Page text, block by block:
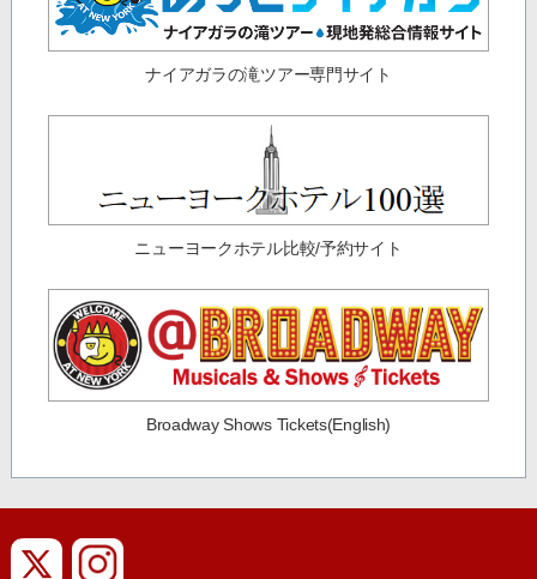
ナイアガラの滝ツアー専門サイト
ニューヨークホテル比較/予約サイト
Broadway Shows Tickets(English)